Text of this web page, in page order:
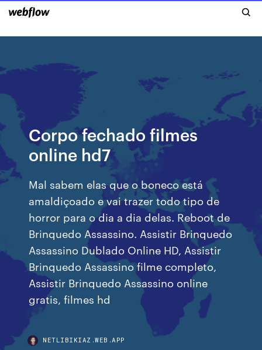
Corpo fechado filmes
online hd7
Mal sabem elas que o boneco está
amaldiçoado e vai trazer todo tipo de
horror para o dia a dia delas. Reboot de
Brinquedo Assassino. Assistir Brinquedo
Assassino Dublado Online HD, Assistir
Brinquedo Assassino filme completo,
Assistir Brinquedo Assassino online
gratis, filmes hd
NETLIBIKIAZ.WEB.APP